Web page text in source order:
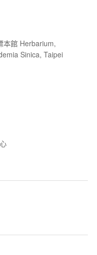
本館 Herbarium,
Sinica, Taipei